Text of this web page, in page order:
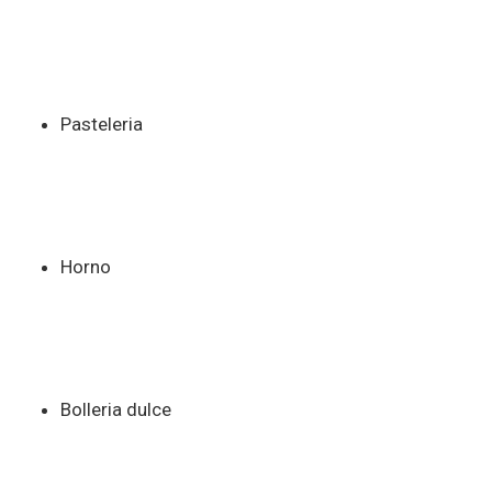
Pasteleria
Horno
Bolleria dulce